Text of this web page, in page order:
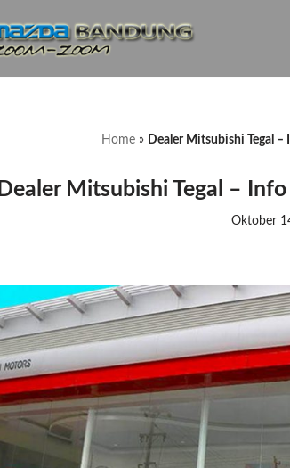
Home» Dealer Mitsubishi Tegal
Dealer Mitsubishi Tegal –
Oktober